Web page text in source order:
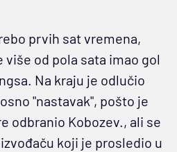
prvih sat vremena,
od pola sata imao gol
Na kraju je odlučio
"nastavak", pošto je
odbranio Kobozev., ali se
koji je prosledio u